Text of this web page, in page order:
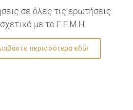
σε όλες τις ερωτήσεις
σχετικά με το Γ.Ε.Μ.Η
περισσότερα εδώ